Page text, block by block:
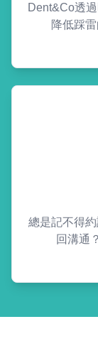
Dent&Co透
降低踩
總是記不得
回溝通